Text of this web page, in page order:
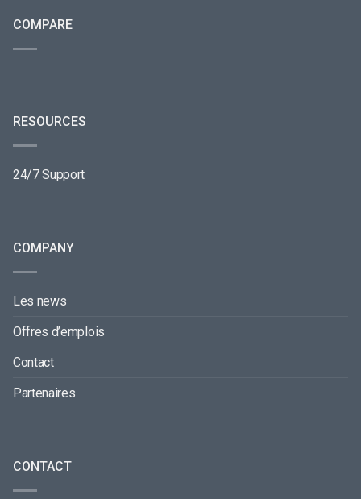
COMPARE
RESOURCES
24/7 Support
COMPANY
Les news
Offres d’emplois
Contact
Partenaires
CONTACT